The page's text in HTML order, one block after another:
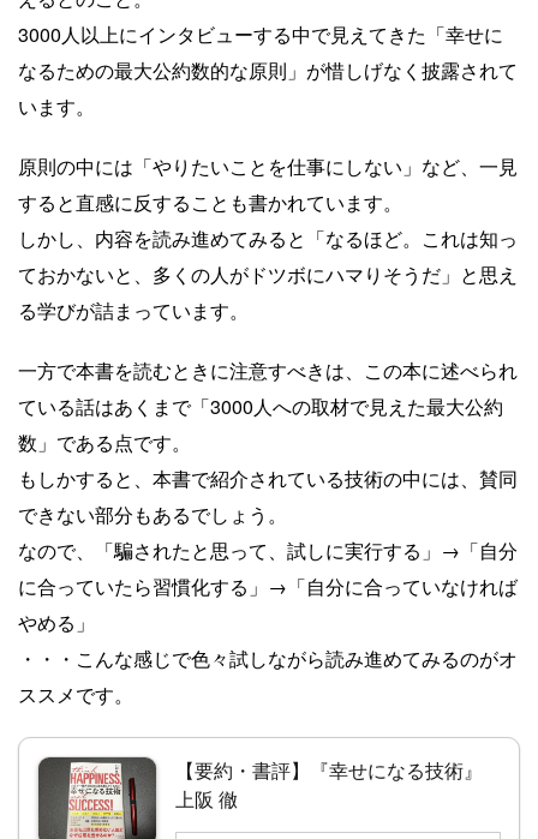
3000人以上にインタビューする中で見えてきた「幸せに
なるための最大公約数的な原則」が惜しげなく披露されて
います。
原則の中には「やりたいことを仕事にしない」など、一見
すると直感に反することも書かれています。
しかし、内容を読み進めてみると「なるほど。これは知っ
ておかないと、多くの人がドツボにハマりそうだ」と思え
る学びが詰まっています。
一方で本書を読むときに注意すべきは、この本に述べられ
ている話はあくまで「3000人への取材で見えた最大公約
数」である点です。
もしかすると、本書で紹介されている技術の中には、賛同
できない部分もあるでしょう。
なので、「騙されたと思って、試しに実行する」→「自分
に合っていたら習慣化する」→「自分に合っていなければ
やめる」
・・・こんな感じで色々試しながら読み進めてみるのがオ
ススメです。
【要約・書評】『幸せになる技術』
上阪 徹